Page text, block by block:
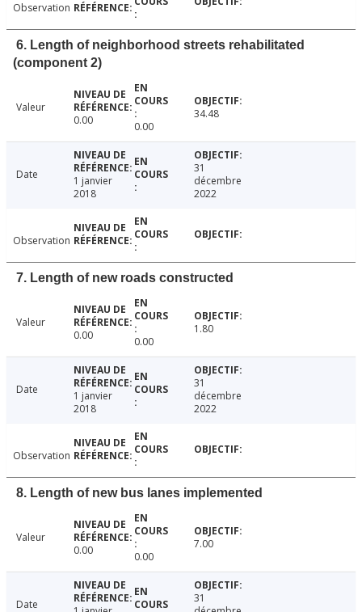
Observation
6. Length of neighborhood streets rehabilitated
(component 2)
Valeur
0.00
0.00
34.48
Date
1 janvier
2018
31
décembre
2022
Observation
7. Length of new roads constructed
Valeur
0.00
0.00
1.80
Date
1 janvier
2018
31
décembre
2022
Observation
8. Length of new bus lanes implemented
Valeur
0.00
0.00
7.00
Date
31